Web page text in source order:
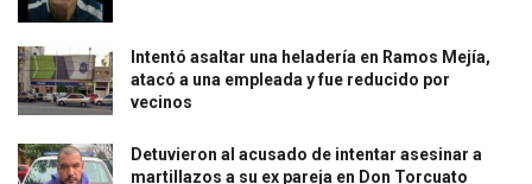
Intentó asaltar una heladería en Ramos Mejía,
atacó a una empleada y fue reducido por
vecinos
Detuvieron al acusado de intentar asesinar a
martillazos a su ex pareja en Don Torcuato